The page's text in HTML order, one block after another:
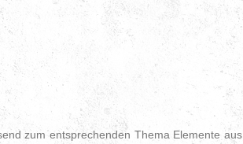
zum entsprechenden Thema Elemente aus